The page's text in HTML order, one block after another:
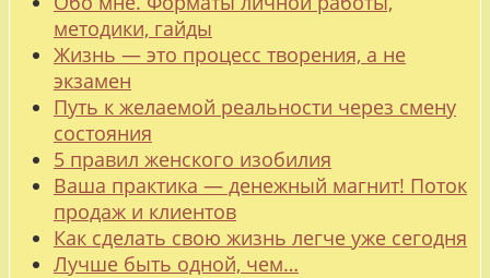
методики, гайды
Жизнь — это процесс творения, а не
экзамен
Путь к желаемой реальности через смену
состояния
5 правил женского изобилия
Ваша практика — денежный магнит! Поток
продаж и клиентов
Как сделать свою жизнь легче уже сегодня
Лучше быть одной, чем…